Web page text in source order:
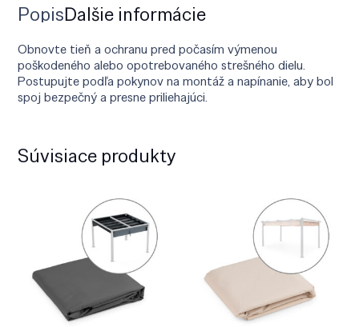
PopisĎalšie informácie
Obnovte tieň a ochranu pred počasím výmenou
poškodeného alebo opotrebovaného strešného dielu.
Postupujte podľa pokynov na montáž a napínanie, aby bol
spoj bezpečný a presne priliehajúci.
Súvisiace produkty